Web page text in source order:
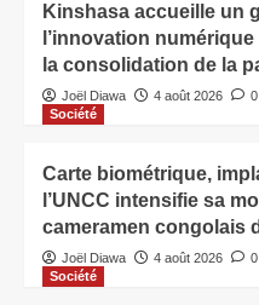
Kinshasa accueille un
l’innovation
la consolidation de la
Joël Diawa 4 août 2026
0
Société
Carte biométrique,
l’UNCC intensifie sa
cameramen congolais
Joël Diawa 4 août 2026
0
Société